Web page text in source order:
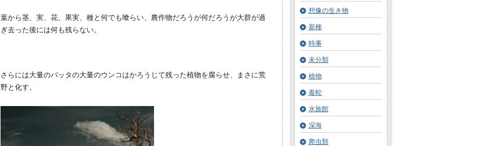
葉から茎、実、花、果実、種と何でも喰らい、農作物だろうが何だろうが大群が過
ぎ去った後には何も残らない。
さらには大量のバッタの大量のウンコはかろうじて残った植物を腐らせ、まさに荒
野と化す。
想像の生き物
新種
時事
未分類
植物
毒蛇
水族館
深海
爬虫類